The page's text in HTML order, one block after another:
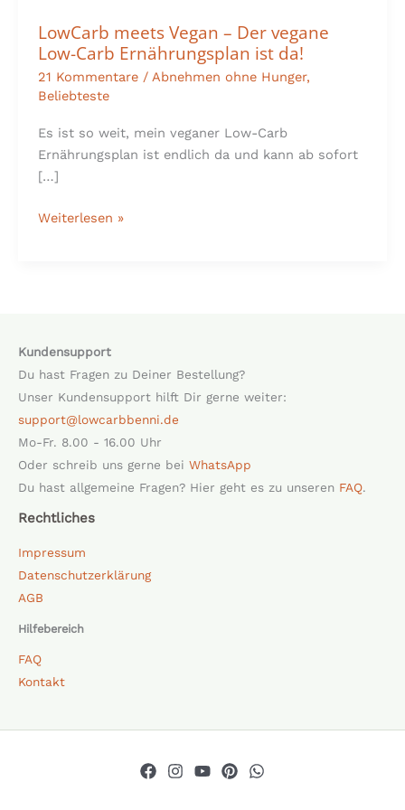
LowCarb meets Vegan – Der vegane
Low-Carb Ernährungsplan ist da!
21 Kommentare / Abnehmen ohne Hunger,
Beliebteste
Es ist so weit, mein veganer Low-Carb
Ernährungsplan ist endlich da und kann ab sofort
[…]
Weiterlesen »
Kundensupport
Du hast Fragen zu Deiner Bestellung?
Unser Kundensupport hilft Dir gerne weiter:
support@lowcarbbenni.de
Mo-Fr. 8.00 - 16.00 Uhr
Oder schreib uns gerne bei WhatsApp
Du hast allgemeine Fragen? Hier geht es zu unseren FAQ.
Rechtliches
Impressum
Datenschutzerklärung
AGB
Hilfebereich
FAQ
Kontakt